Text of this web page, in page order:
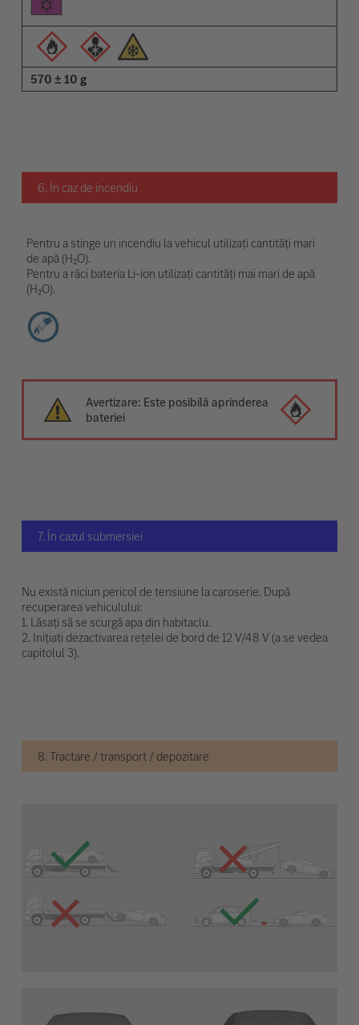
570 ± 10 g
6. În caz de incendiu
Pentru a stinge un incendiu la vehicul utilizați cantități mari
de apă (H₂O).
Pentru a răci bateria Li-ion utilizați cantități mai mari de apă
(H₂O).
Avertizare: Este posibilă aprinderea
bateriei
7. În cazul submersiei
Nu există niciun pericol de tensiune la caroserie. După
recuperarea vehiculului:
1. Lăsați să se scurgă apa din habitaclu.
2. Inițiați dezactivarea rețelei de bord de 12 V/48 V (a se vedea
capitolul 3).
8. Tractare / transport / depozitare